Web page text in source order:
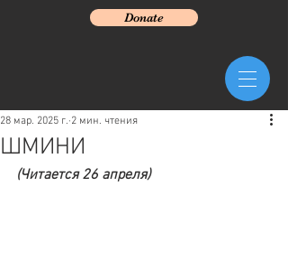
Donate
ШМИНИ
28 мар. 2025 г. 2 мин. чтения
(Читается 26 апреля)